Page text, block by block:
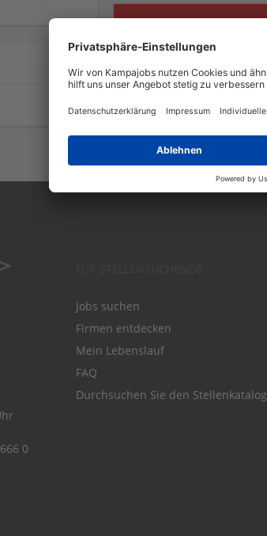
0
Jobs suchen
Firmen entdecken
Mein Lebenslauf
FAQ
Durchsuchen Sie den Stellenkatalog